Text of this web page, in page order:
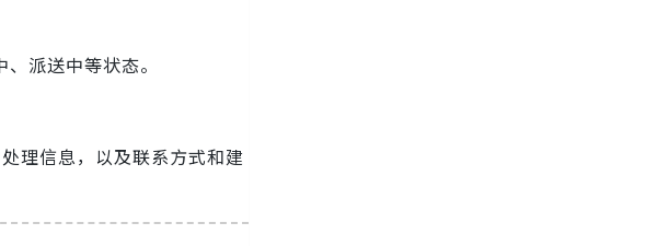
派送中等状态。
理信息，以及联系方式和建